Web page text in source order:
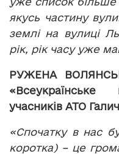
якусь частину
землі на вулиці
рік, рік часу уже
РУЖЕНА
«Всеукраїнське
учасників АТО
«Спочатку в нас
коротка) – це